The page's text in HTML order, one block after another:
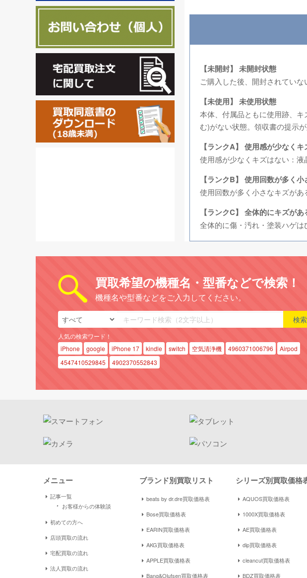
【未開封】 未開封状態
ご購入した後、開封されてい
【未使用】 未使用状態
本体、付属品ともに使用跡、
む)がない状態。領収書の提示が
【ランクA】 使用感が少なく
使用感が少なくキズはない：
【ランクB】 使用回数が多く
使用回数が多く小さなキズが
【ランクC】 全体的にキズがあ
全体的に傷・汚れ・塗装ハゲ
買取希望の機種名・型番などで検索！
機種名や型番などをご入力してください。
検
人気の検索ワード！
iPhone
google iPhone 17 kindle switch 空気清浄機 4960371006796
Airpod
4547410529845
4902370552843
メニュー
記事一覧
・ お客様からの体験談
初めての方へ
店頭買取の流れ
宅配買取の流れ
法人買取の流れ
ブランド別買取リスト
beats by dr.dre買取価格表
Bose買取価格表
EARIN買取価格表
AKG買取価格表
APPLE買取価格表
Bang&Olufsen買取価格表
シリーズ別買取価格
AQUOS買取価格表
1000X買取価格表
AE買取価格表
dip買取価格表
cleancut買取価格表
BDZ買取価格表